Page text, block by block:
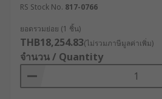
RS Stock No. 817-0766
ยอดรวมย่อย (1 ชิ้น)
THB18,254.83(ไม่รวมภาษีมูลค่าเพิ่ม)
จำนวน / Quantity